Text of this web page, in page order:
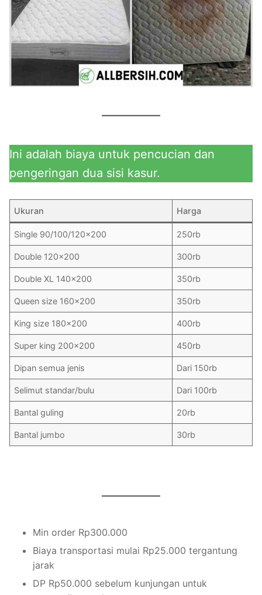
Ini adalah biaya untuk pencucian dan
pengeringan dua sisi kasur.
Ukuran Harga
Single 90/100/120×200 250rb
Double 120×200 300rb
Double XL 140×200 350rb
Queen size 160×200 350rb
King size 180×200 400rb
Super king 200×200 450rb
Dipan semua jenis Dari 150rb
Selimut standar/bulu Dari 100rb
Bantal guling 20rb
Bantal jumbo 30rb
Min order Rp300.000
Biaya transportasi mulai Rp25.000 tergantung
jarak
DP Rp50.000 sebelum kunjungan untuk